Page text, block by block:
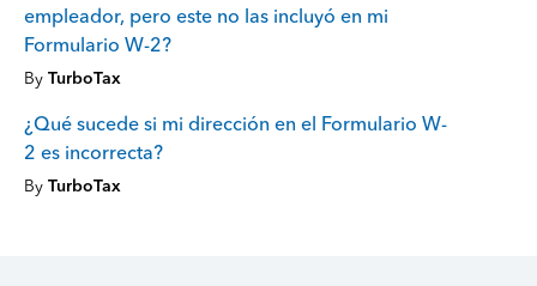
empleador, pero este no las incluyó en mi
Formulario W-2?
By TurboTax
¿Qué sucede si mi dirección en el Formulario W-
2 es incorrecta?
By TurboTax